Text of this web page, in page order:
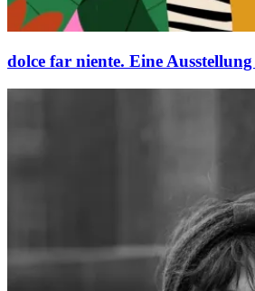
dolce far niente. Eine